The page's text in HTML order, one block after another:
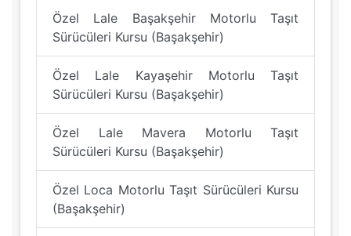
Özel Lale Başakşehir Motorlu Taşıt
Sürücüleri Kursu (Başakşehir)
Özel Lale Kayaşehir Motorlu Taşıt
Sürücüleri Kursu (Başakşehir)
Özel Lale Mavera Motorlu Taşıt
Sürücüleri Kursu (Başakşehir)
Özel Loca Motorlu Taşıt Sürücüleri Kursu
(Başakşehir)